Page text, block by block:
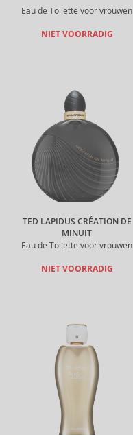
Eau de Toilette voor vrouwen
NIET VOORRADIG
TED LAPIDUS CRÉATION DE
MINUIT
Eau de Toilette voor vrouwen
NIET VOORRADIG